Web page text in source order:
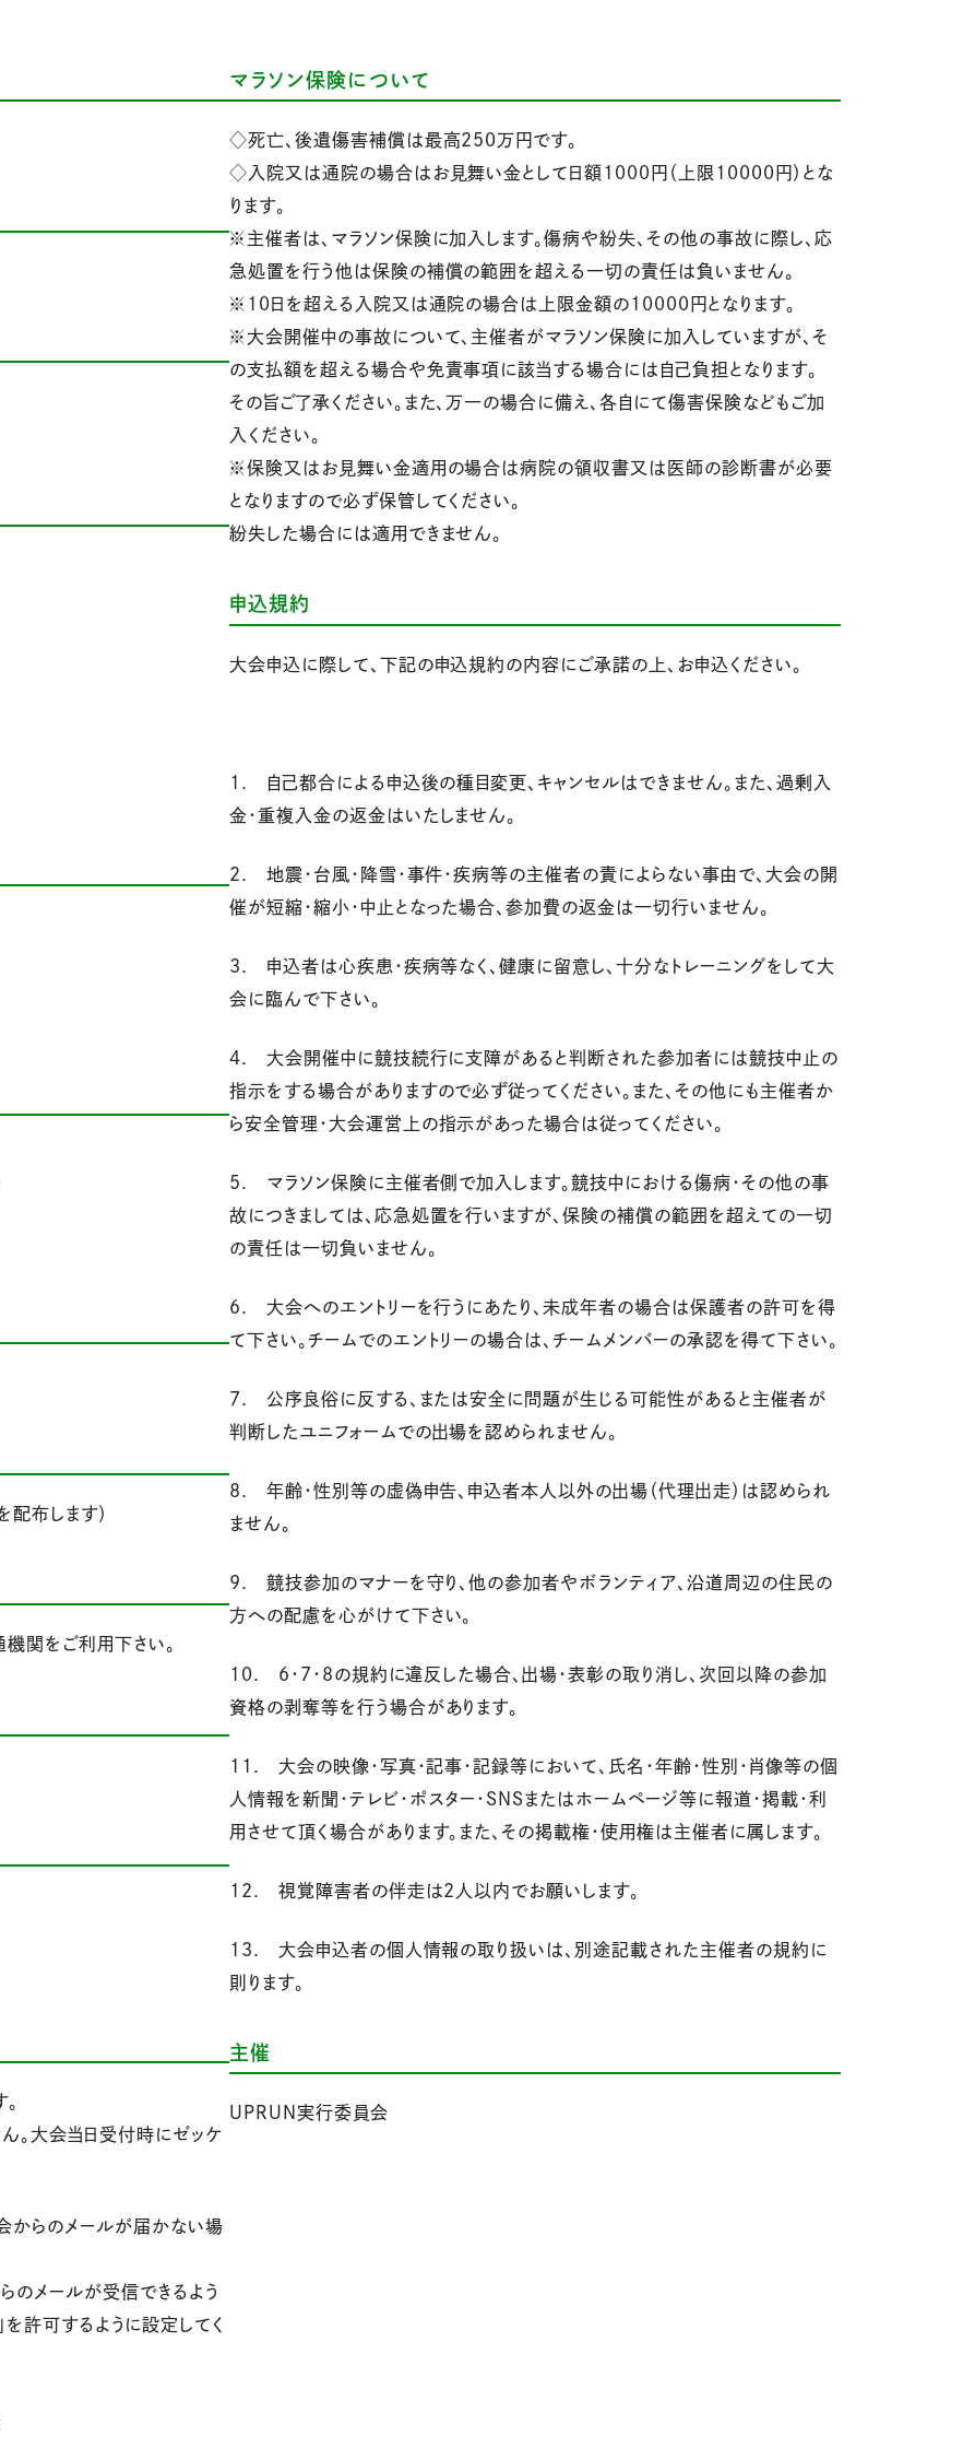
布します）
関をご利用下さい。
。大会当日受付時にゼッケ
からのメールが届かない場
のメールが受信できるよう
許可するように設定してく
マラソン保険について
◇死亡、後遺傷害補償は最高250万円です。
◇入院又は通院の場合はお見舞い金として日額1000円（上限10000円）とな
ります。
※主催者は、マラソン保険に加入します。傷病や紛失、その他の事故に際し、応
急処置を行う他は保険の補償の範囲を超える一切の責任は負いません。
※10日を超える入院又は通院の場合は上限金額の10000円となります。
※大会開催中の事故について、主催者がマラソン保険に加入していますが、そ
の支払額を超える場合や免責事項に該当する場合には自己負担となります。
その旨ご了承ください。また、万一の場合に備え、各自にて傷害保険などもご加
入ください。
※保険又はお見舞い金適用の場合は病院の領収書又は医師の診断書が必要
となりますので必ず保管してください。
紛失した場合には適用できません。
申込規約
大会申込に際して、下記の申込規約の内容にご承諾の上、お申込ください。
1. 自己都合による申込後の種目変更、キャンセルはできません。また、過剰入
金・重複入金の返金はいたしません。
2. 地震・台風・降雪・事件・疾病等の主催者の責によらない事由で、大会の開
催が短縮・縮小・中止となった場合、参加費の返金は一切行いません。
3. 申込者は心疾患・疾病等なく、健康に留意し、十分なトレーニングをして大
会に臨んで下さい。
4. 大会開催中に競技続行に支障があると判断された参加者には競技中止の
指示をする場合がありますので必ず従ってください。また、その他にも主催者か
ら安全管理・大会運営上の指示があった場合は従ってください。
5. マラソン保険に主催者側で加入します。競技中における傷病・その他の事
故につきましては、応急処置を行いますが、保険の補償の範囲を超えての一切
の責任は一切負いません。
6. 大会へのエントリーを行うにあたり、未成年者の場合は保護者の許可を得
て下さい。チームでのエントリーの場合は、チームメンバーの承認を得て下さい。
7. 公序良俗に反する、または安全に問題が生じる可能性があると主催者が
判断したユニフォームでの出場を認められません。
8. 年齢・性別等の虚偽申告、申込者本人以外の出場（代理出走）は認められ
ません。
9. 競技参加のマナーを守り、他の参加者やボランティア、沿道周辺の住民の
方への配慮を心がけて下さい。
10. 6・7・8の規約に違反した場合、出場・表彰の取り消し、次回以降の参加
資格の剥奪等を行う場合があります。
11. 大会の映像・写真・記事・記録等において、氏名・年齢・性別・肖像等の個
人情報を新聞・テレビ・ポスター・SNSまたはホームページ等に報道・掲載・利
用させて頂く場合があります。また、その掲載権・使用権は主催者に属します。
12. 視覚障害者の伴走は2人以内でお願いします。
13. 大会申込者の個人情報の取り扱いは、別途記載された主催者の規約に
則ります。
主催
UPRUN実行委員会